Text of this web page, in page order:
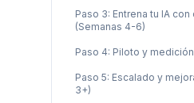
Paso 3: Entrena tu IA
(Semanas 4-6)
Paso 4: Piloto y
Paso 5: Escalado y
3+)